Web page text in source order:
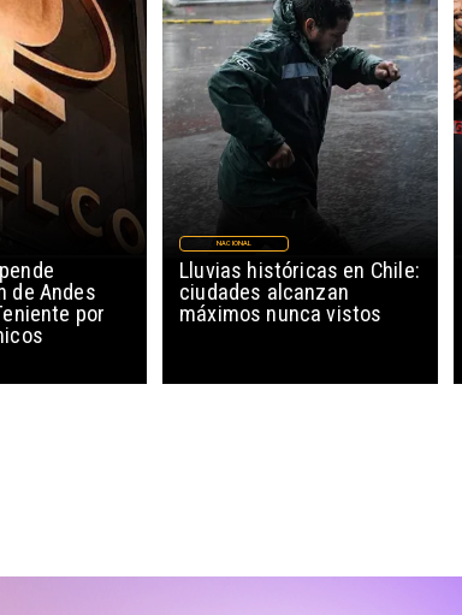
de Andes
por
Lluvias históricas en Chile:
ciudades alcanzan
máximos nunca vistos
NACIONAL